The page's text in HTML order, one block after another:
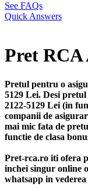
See FAQs
Quick Answers
Pret RCA
Pretul pentru o
5129 Lei. Desi
2122-5129 Lei (in
companii de
mai mic fata de
functie de clasa
Pret-rca.ro iti ofera
inchei singur online
whatsapp in